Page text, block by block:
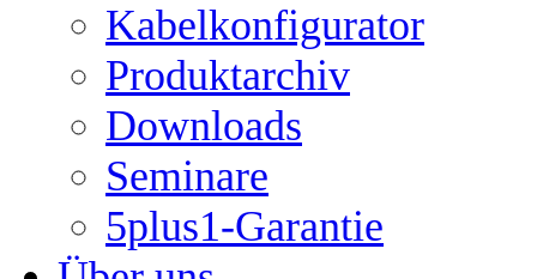
Kabelkonfigurator
Produktarchiv
Downloads
Seminare
5plus1-Garantie